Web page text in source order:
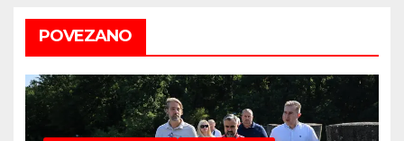
POVEZANO